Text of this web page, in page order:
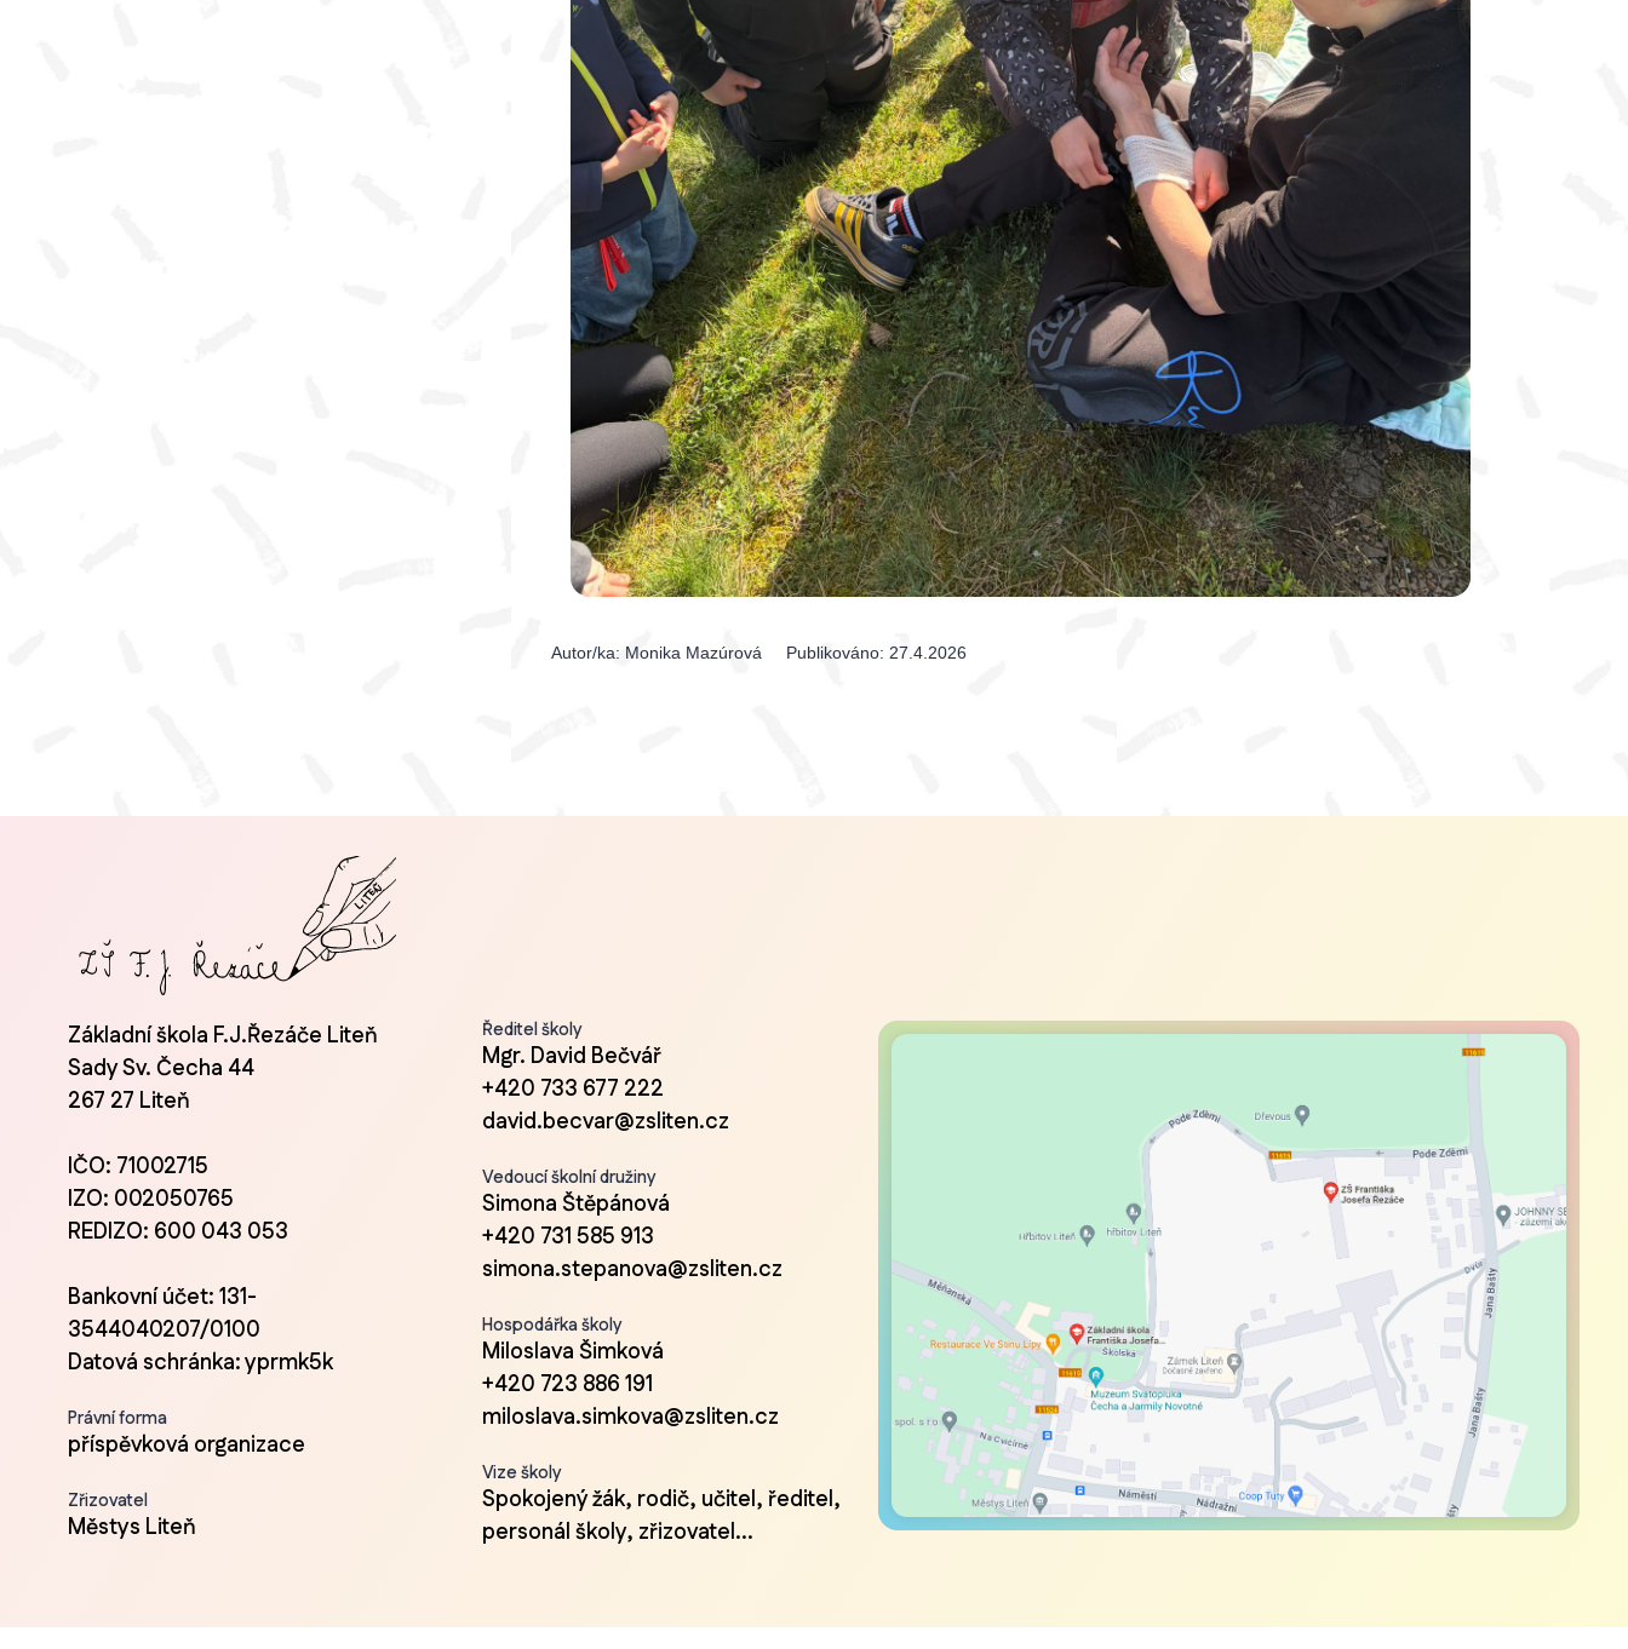
Autor/ka: Monika Mazúrová Publikováno: 27.4.2026
Základní škola F.J.Řezáče Liteň
Sady Sv. Čecha 44
267 27 Liteň
IČO: 71002715
IZO: 002050765
REDIZO: 600 043 053
Bankovní účet: 131-
3544040207/0100
Datová schránka: yprmk5k
Právní forma
příspěvková organizace
Zřizovatel
Městys Liteň
Ředitel školy
Mgr. David Bečvář
+420 733 677 222
david.becvar@zsliten.cz
Vedoucí školní družiny
Simona Štěpánová
+420 731 585 913
simona.stepanova@zsliten.cz
Hospodářka školy
Miloslava Šimková
+420 723 886 191
miloslava.simkova@zsliten.cz
Vize školy
Spokojený žák, rodič, učitel, ředitel,
personál školy, zřizovatel...